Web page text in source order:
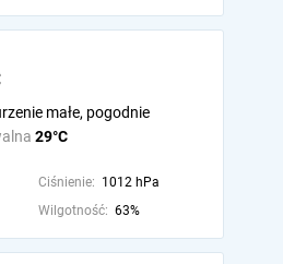
29°C
małe, pogodnie
Ciśnienie: 1012 hPa
Wilgotność: 63%